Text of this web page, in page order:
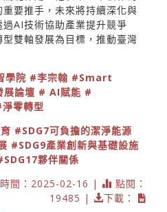
要推手，未來將持續深化與
AI技術協助產業提升競爭
雙軸發展為目標，推動臺灣
學院 #李宗翰 #Smart
論壇 # AI賦能 #
零轉型
#SDG7可負擔的潔淨能源
#SDG9產業創新與基礎設施
夥伴關係
間：2025-02-16 |
點閱：
19485 |
下載：